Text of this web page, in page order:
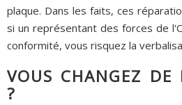
plaque. Dans les faits, ces
si un représentant des forces de
conformité, vous risquez la
VOUS CHANGEZ DE
?